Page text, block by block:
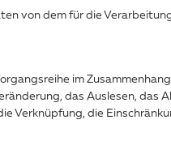
von dem für die
im
das Auslesen, das
Verknüpfung, die